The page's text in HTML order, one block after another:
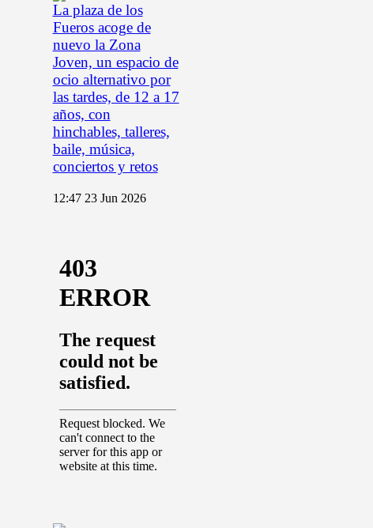
La plaza de los
Fueros acoge de
nuevo la Zona
Joven, un espacio de
ocio alternativo por
las tardes, de 12 a 17
años, con
hinchables, talleres,
baile, música,
conciertos y retos
12:47 23 Jun 2026